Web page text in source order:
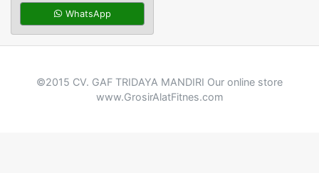
Rp350.000.
WhatsApp
©2015 CV. GAF TRIDAYA MANDIRI Our online store
www.GrosirAlatFitnes.com